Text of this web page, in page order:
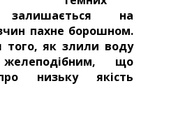
залишається на
пахне борошном.
того, як злили воду
що
низьку якість